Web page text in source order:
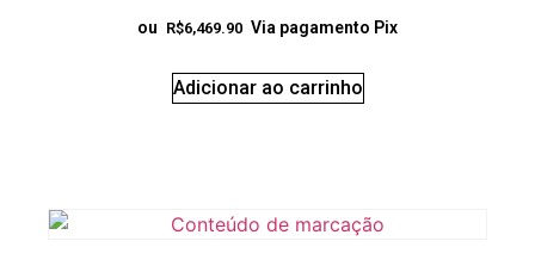
ou R$6,469.90 Via pagamento Pix
Adicionar ao carrinho